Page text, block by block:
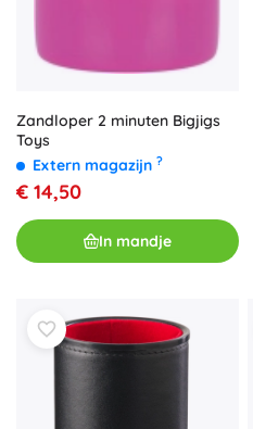
Zandloper 2 minuten Bigjigs
Toys
Extern magazijn ?
€ 14,50
In mandje